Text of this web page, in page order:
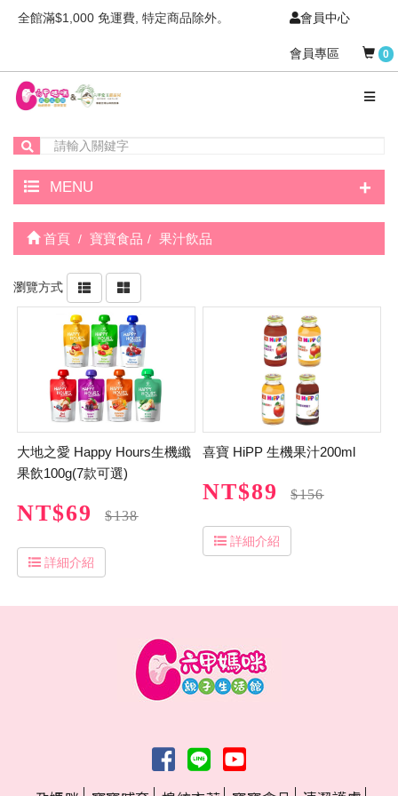
全館滿$1,000 免運費, 特定商品除外。 會員中心
會員專區 0
MENU +
首頁 寶寶食品 果汁飲品
瀏覽方式
大地之愛 Happy Hours生機纖
果飲100g(7款可選)
NT$69 $138
詳細介紹
喜寶 HiPP 生機果汁200ml
NT$89 $156
詳細介紹